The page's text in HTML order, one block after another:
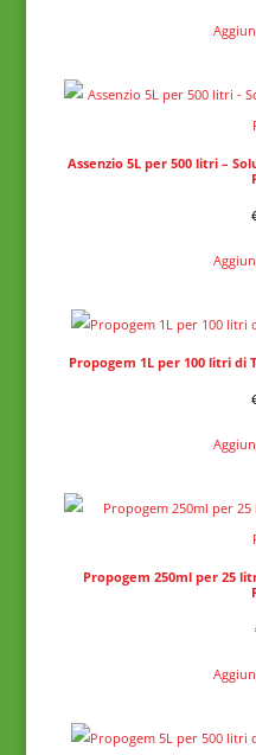
Assenzio 5L per 500 litri –
Propogem 1L per 100 litri
Propogem 250ml per 25